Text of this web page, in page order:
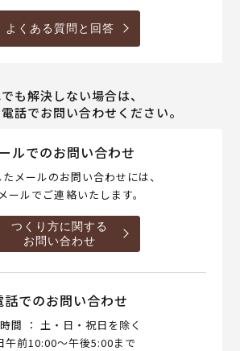
よくある質問と回答
も解決しない場合は、
話でお問い合わせください。
ルでのお問い合わせ
メールのお問い合わせには、
ールでご連絡いたします。
つくり方に関する
お問い合わせ
話でのお問い合わせ
間 ： 土・日・祝日を除く
午前10:00～午後5:00まで